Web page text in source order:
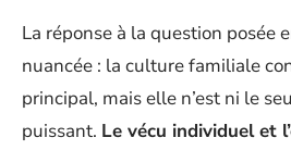
La réponse à la question posée
nuancée : la culture familiale
principal, mais elle n’est ni le
puissant. Le vécu individuel et